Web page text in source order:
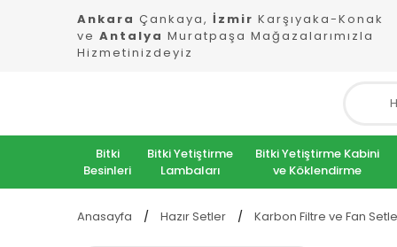
Ankara Çankaya, İzmir Karşıyaka-Konak
ve Antalya Muratpaşa Mağazalarımızla
Hizmetinizdeyiz
Bitki
Besinleri
Bitki Yetiştirme
Lambaları
Bitki Yetiştirme Kabini
ve Köklendirme
Anasayfa Hazır Setler Karbon Filtre ve Fan